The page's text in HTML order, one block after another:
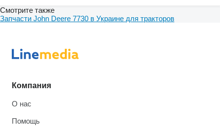
Смотрите также
Запчасти John Deere 7730 в Украине для тракторов
Компания
О нас
Помощь